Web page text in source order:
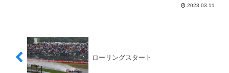
2023.03.11
ローリングスタート